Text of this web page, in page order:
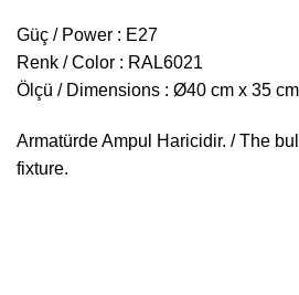
Güç / Power : E27
Renk / Color : RAL6021
Ölçü / Dimensions : Ø40 cm x 35 cm
Armatürde Ampul Haricidir. / The
fixture.